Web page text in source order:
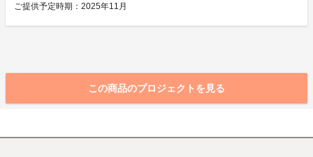
ご提供予定時期：2025年11月
この商品のプロジェクトを見る